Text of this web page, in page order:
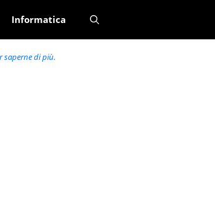
Informatica
saperne di più.